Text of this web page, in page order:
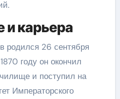
и карьера
родился 26 сентября
году он окончил
и поступил на
Императорского